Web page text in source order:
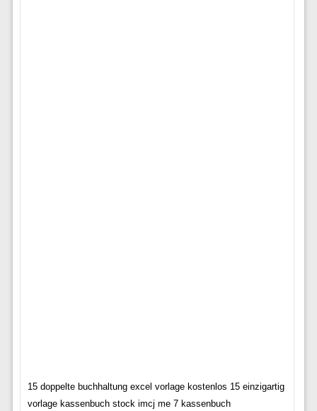
15 doppelte buchhaltung excel vorlage kostenlos 15 einzigartig
vorlage kassenbuch stock imcj me 7 kassenbuch